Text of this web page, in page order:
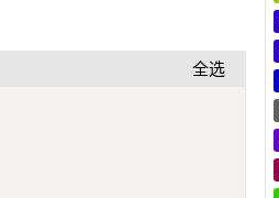
全选